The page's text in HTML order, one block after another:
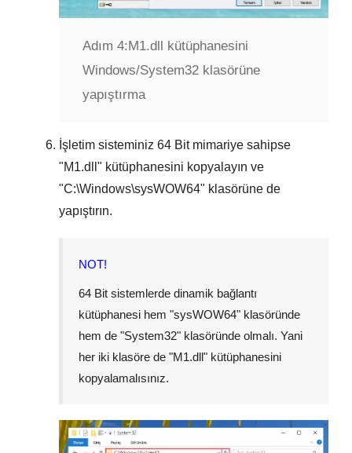
Adım 4:M1.dll kütüphanesini
Windows/System32 klasörüne
yapıştırma
İşletim sisteminiz 64 Bitmimariye sahipse
"M1.dll " kütüphanesini kopyalayın ve
"C:\Windows\sysWOW64" klasörüne de
yapıştırın.
NOT!
64 Bit sistemlerde dinamik bağlantı
kütüphanesi hem "sysWOW64" klasöründe
hem de "System32" klasöründe olmalı. Yani
her iki klasöre de "M1.dll" kütüphanesini
kopyalamalısınız.